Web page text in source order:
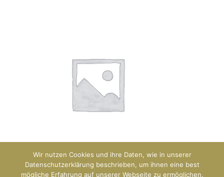
Wir nutzen Cookies und ihre Daten, wie in unserer
Datenschutzerklärung beschrieben, um ihnen eine best
mögliche Erfahrung auf unserer Webseite zu ermöglichen.